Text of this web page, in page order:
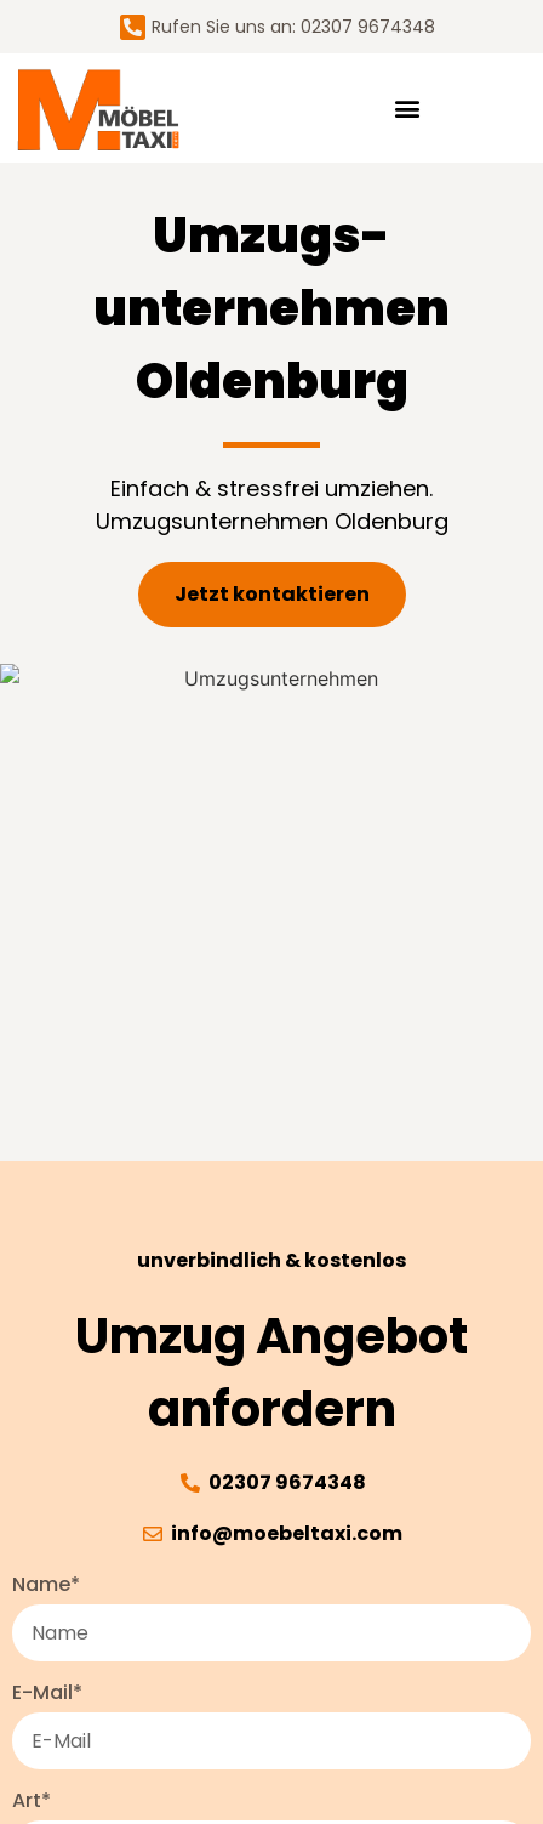
Rufen Sie uns an: 02307 9674348
Umzugs­
unternehmen
Oldenburg
Einfach & stressfrei umziehen.
Umzugsunternehmen Oldenburg
Jetzt kontaktieren
unverbindlich & kostenlos
Umzug Angebot
anfordern
02307 9674348
info@moebeltaxi.com
Name*
E-Mail*
Art*